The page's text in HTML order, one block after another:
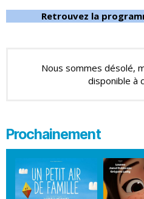
Retrouvez la
Nous sommes désolé,
disponible à
Prochainement